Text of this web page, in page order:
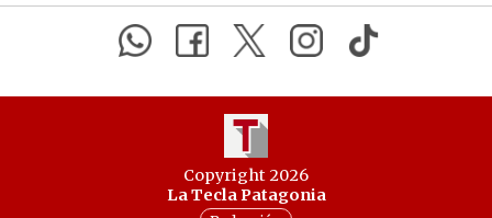
Copyright 2026
La Tecla Patagonia